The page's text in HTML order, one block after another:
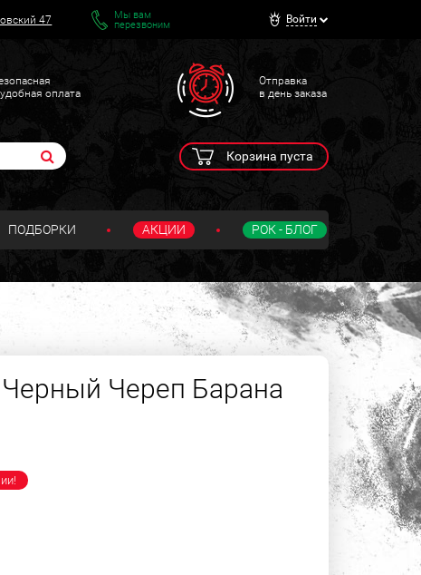
47
Мы вам
перезвоним
Войти
оплата
Отправка
в день заказа
Корзина пуста
ПОДБОРКИ АКЦИИ РОК - БЛОГ
Череп Барана